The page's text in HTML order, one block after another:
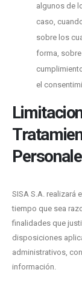
algunos de
caso,
sobre los
forma,
el
SISA S.A. realizará
tiempo que sea
finalidades que
disposiciones
administrativos,
información.